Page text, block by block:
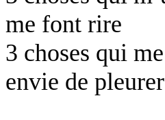
me font rire
3 choses qui
envie de pleurer